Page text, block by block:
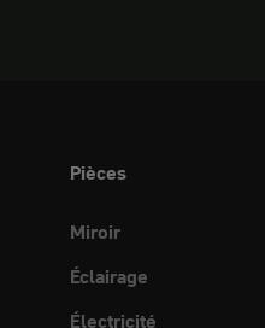
Pièces
Miroir
Éclairage
Électricité